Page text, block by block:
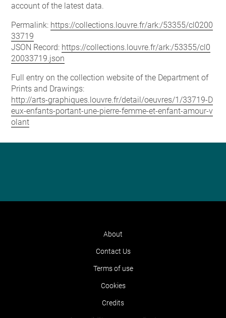
account of the latest data.
Permalink: https://collections.louvre.fr/ark:/53355/cl0200
33719
JSON Record: https://collections.louvre.fr/ark:/53355/cl0
20033719.json
Full entry on the collection website of the Department of
Prints and Drawings:
http://arts-graphiques.louvre.fr/detail/oeuvres/1/33719-D
eux-enfants-portant-une-pierre-femme-et-enfant-amour-v
olant
About
Contact Us
Terms of use
Cookies
Credits